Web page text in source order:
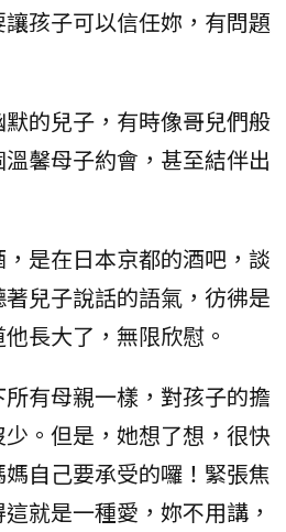
孩子可以信任妳，有問題
的兒子，有時像哥兒們般
馨母子約會，甚至結伴出
是在日本京都的酒吧，談
兒子說話的語氣，彷彿是
長大了，無限欣慰。
有母親一樣，對孩子的擔
。但是，她想了想，很快
自己要承受的囉！緊張焦
就是一種愛，妳不用講，